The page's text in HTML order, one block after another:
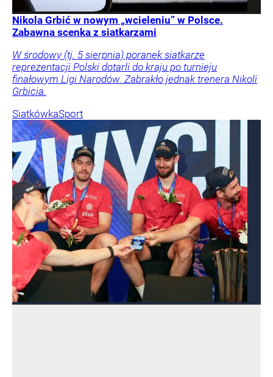
Nikola Grbić w nowym „wcieleniu” w Polsce.
Zabawna scenka z siatkarzami
W środowy (tj. 5 sierpnia) poranek siatkarze
reprezentacji Polski dotarli do kraju po turnieju
finałowym Ligi Narodów. Zabrakło jednak trenera Nikoli
Grbicia.
SiatkówkaSport